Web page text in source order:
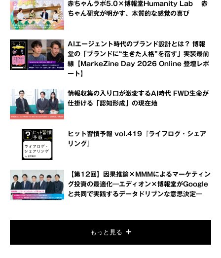
赤ちゃんラボ5.0×博報堂Humanity Lab 赤
ちゃん研究が明かす、本質的な感覚の喜び
AIエージェント時代のブランド設計とは？ 博報
堂の「ブランドに“生きた人格”を宿す」実装最前
線【MarkeZine Day 2026 Online 登壇レポ
ート】
情報収集の入り口が激変するAI時代 FWD生命が
仕掛ける「認知形成」の現在地
ヒット習慣予報 vol.419『ライフログ・シェア
リング』
【第12回】因果推論×MMMによるマーケティン
グ投資の最適化―エディオン×博報堂がGoogle
と共同で実践するデータドリブンな意思決定―
もっと見る